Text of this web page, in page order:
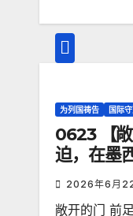
为列国祷告 国际
0623 【
迫，在墨
2026年6月
敞开的门 前